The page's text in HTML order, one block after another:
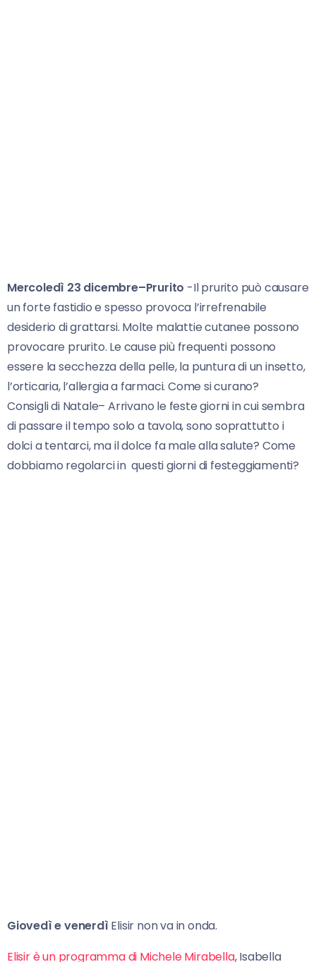
Mercoledì 23 dicembre–Prurito -Il prurito può causare
un forte fastidio e spesso provoca l’irrefrenabile
desiderio di grattarsi. Molte malattie cutanee possono
provocare prurito. Le cause più frequenti possono
essere la secchezza della pelle, la puntura di un insetto,
l’orticaria, l’allergia a farmaci. Come si curano?
Consigli di Natale– Arrivano le feste giorni in cui sembra
di passare il tempo solo a tavola, sono soprattutto i
dolci a tentarci, ma il dolce fa male alla salute? Come
dobbiamo regolarci in questi giorni di festeggiamenti?
Giovedì e venerdì Elisir non va in onda.
Elisir è un programma di Michele Mirabella, Isabella